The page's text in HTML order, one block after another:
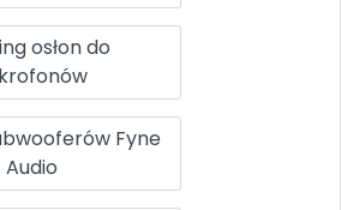
osłon do
Fyne
Audio